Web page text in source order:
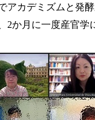
アカデミズムと発
2か月に一度産官学